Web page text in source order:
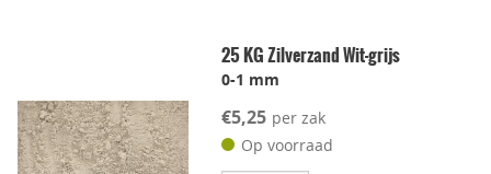
Lichtgewicht
25 KG Zilverzand Wit-grijs
0-1 mm
€5,25 per zak
Op voorraad